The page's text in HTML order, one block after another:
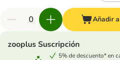
Añadir
zooplus Suscripción
5% de descuento* en